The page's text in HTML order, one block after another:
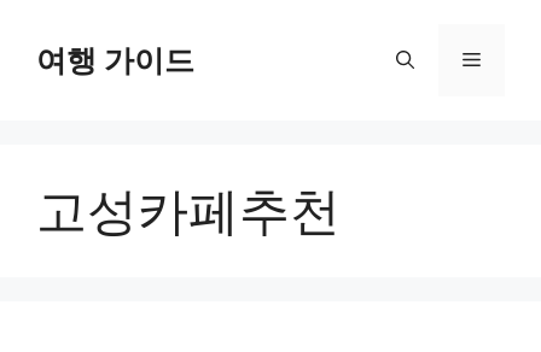
여행 가이드 메
고성카페추천